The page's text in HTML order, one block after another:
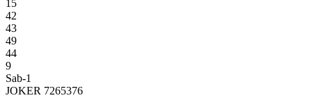
15
42
43
49
44
9
Sab-1
JOKER 7265376